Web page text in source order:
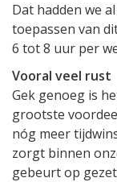
Dat hadden we
toepassen van
6 tot 8 uur per
Vooral veel rust
Gek genoeg is
grootste
nóg meer
zorgt binnen
gebeurt op